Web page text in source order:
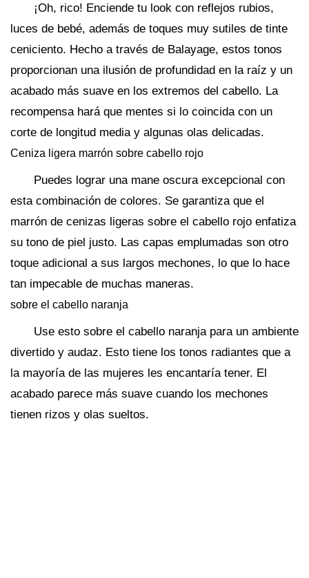
¡Oh, rico! Enciende tu look con reflejos rubios,
luces de bebé, además de toques muy sutiles de tinte
ceniciento. Hecho a través de Balayage, estos tonos
proporcionan una ilusión de profundidad en la raíz y un
acabado más suave en los extremos del cabello. La
recompensa hará que mentes si lo coincida con un
corte de longitud media y algunas olas delicadas.
Ceniza ligera marrón sobre cabello rojo
Puedes lograr una mane oscura excepcional con
esta combinación de colores. Se garantiza que el
marrón de cenizas ligeras sobre el cabello rojo enfatiza
su tono de piel justo. Las capas emplumadas son otro
toque adicional a sus largos mechones, lo que lo hace
tan impecable de muchas maneras.
sobre el cabello naranja
Use esto sobre el cabello naranja para un ambiente
divertido y audaz. Esto tiene los tonos radiantes que a
la mayoría de las mujeres les encantaría tener. El
acabado parece más suave cuando los mechones
tienen rizos y olas sueltos.